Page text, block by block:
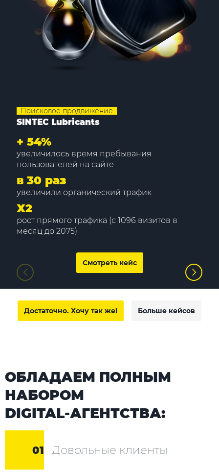
Поисковое продвижение
SINTEC Lubricants
+ 54%
увеличилось время пребывания
пользователей на сайте
в 30 раз
увеличили органический трафик
Х2
рост прямого трафика (с 1096 визитов в
месяц до 2075)
Смотреть кейс
Достаточно. Хочу так же! Больше кейсов
ОБЛАДАЕМ ПОЛНЫМ
НАБОРОМ
DIGITAL-АГЕНТСТВА:
01 Довольные клиенты